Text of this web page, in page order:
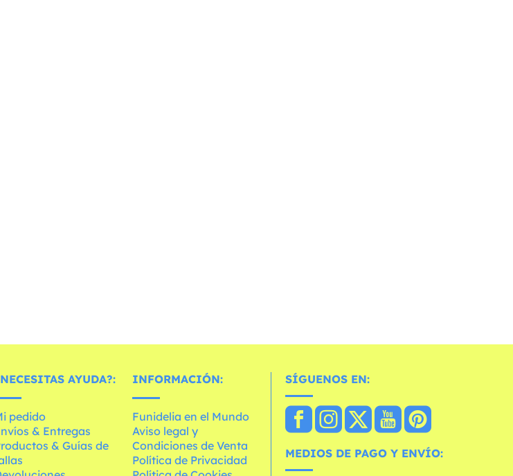
AYUDA?:
pedido
& Entregas
& Guías de
INFORMACIÓN:
Funidelia en el Mundo
Aviso legal y
Condiciones de Venta
Política de Privacidad
SÍGUENOS EN:
MEDIOS DE PAGO Y ENVÍO: